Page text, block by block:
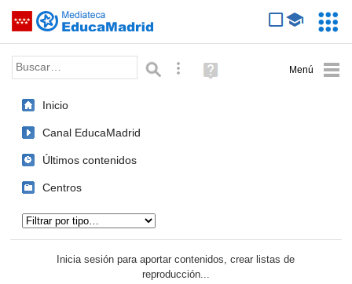
Saltar navegación
Palabra o frase: Búsqueda avanzada
Ayuda
(en
Inicio
Canal EducaMadrid
Últimos contenidos
Centros
Inicia sesión para aportar contenidos, crear listas de
reproducción...